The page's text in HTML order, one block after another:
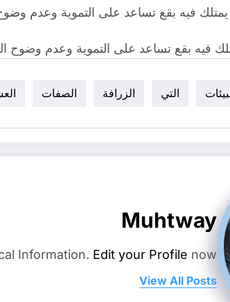
يمتلك فيه بقع تساعد على التموية وعدم
فيه بقع تساعد على التموية وعدم
التي الزرافة الصفات
Muhtway
Information. Edit your Profile now.
View All Posts